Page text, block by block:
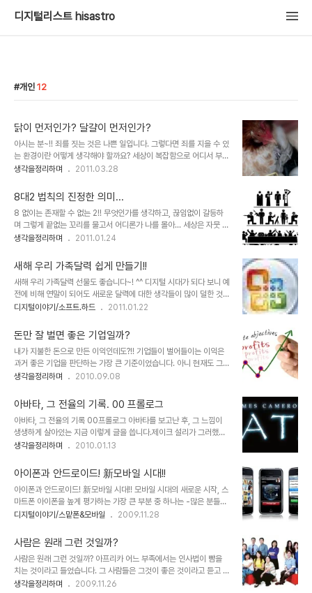
디지털리스트 hisastro
개인 12
닭이 먼저인가? 달걀이 먼저인가?
아시는 분~!! 죄를 짓는 것은 나쁜 일입니다. 그렇다면 죄를 지을 수 있
는 환경이란 어떻게 생각해야 할까요? 세상이 복잡함으로 어디서 부터
어떻게 실타래를 풀어가야 할지 쉽지 않은 답이지만, 우리는 사람이라
우의 정황에 대해 먼저 꼼꼼히 살펴야 하지 않을까 생각합니다. 이미지
출처: www.cleanerseas.com 헤게모니 세상이다 보니, 어쩌면 누
군가가 불특정 다수의 생활에 관여하고 그 불특정 다수의 생활이 여유
가 없는 환경으로 유도함으로써 불특정 다수가 무엇인가에 얽매이는
삶이 되도록 하여(돈과 같은 생활의 수단을 삶의 목표로 살아가도록
를 일입니다. 아니 어떤 ..
생각을정리하며 2011.03.28
8대2 법칙의 진정한 의미...
8 없이는 존재할 수 없는 2!! 무엇인가를 생각하고, 끊임없이 갈등하
며 그렇게 끝없는 꼬리를 물고서 어디론가 나를 몰아... 세상은 자뭇 바
쁘게 보이고, 무엇인가 대단히 중요한 것 같아 보이지만 어찌보면 지금
놓고만 있어 보입니다. 권력과 부라고 하는 두가지 자본주의가 지닌 상
징의 상호적 상관관계는 과거, 권력으로부터 부를 만드는 토대인줄 알
았고, 또 역시 실제로 그러했지만, 현재를 살아가는 우리들에게 더이상
그 권력은 부를 앞선 힘은 못되는 것 같습니다. 결국 권력과 부의 자리
는 바뀌었다고 보아야 할 듯 합니다. 부에 의해 만들어진 권력이 발휘
니다. 조정래 선생님의 소설..
생각을정리하며 2011.01.24
새해 우리 가족달력 쉽게 만들기!!
새해 우리 가족달력 선물도 좋습니다~! ^^ 디지털 시대가 되다 보니 예
전에 비해 연말이 되어도 새로운 달력에 대한 생각들이 많이 덜한 것은
사실입니다. 하지만, 노무현 대통령 기념 달력이라던지, 무한도전 등
는 적지 않아 보입니다. 또한 예전과는 다르게 나만의 달력이랄까요?
색다른 멋과 재미를 가지고 새해 달력을 만들고자 하는 마음들은 과거
보다 더하지 않나 생각됩니다. 그래서 요즘은 달력도 맞춤형으로 제작
해주는 곳들이 많이 있지요. 하지만 이렇게 별도의 돈을 들이는 것 말
고 직접 달력을 만들어 가족 친지들에게 작은 선물로 나누어 주는 것도
이 우선 어렵지 않을까 생각을..
디지털이야기/소프트.하드 2011.01.22
돈만 잘 벌면 좋은 기업일까?
내가 지불한 돈으로 만든 이익인데도?!! 기업들이 벌어들이는 이익은
과거 좋은 기업을 판단하는 가장 큰 기준이었습니다. 아니 현재도 그건
유효한 사실입니다. 그러나 기업들의 생각도, 기업을 바라보는 우리들
직도 결국은 해당 업종이 있을 것이며, 궁극적으로 기업의 구성은 사람
이 중심이라는 사실을 생각할 때... 또한 그 사람은 또다시 어느 기업엔
가 소비자라는 측면에서는 더더욱- 과연 부가가치를 높이고 많은 이익
을 창출하는 것이 궁극적인 기업의 목표가 되어야 할까요? 가끔 들려
오는 몇몇 기업들의 경영성과에 대한 발표들을 듣고 있자면 때때로 어
래를 하면서 우리 이만큼 남는다고 하..
생각을정리하며 2010.09.08
아바타, 그 전율의 기록. 00 프롤로그
아바타, 그 전율의 기록 00프롤로그 아바타를 보고난 후, 그 느낌이
생생하게 살아있는 지금 이렇게 글을 씁니다.제이크 설리가 그러했던
것처럼... 역대 흥행기록을 갈아 치울만큼 수많은 관객들이 보았고, 또
된 이유는 요 몇일 동안 개인적인 사정도 있었고, 워낙 아바타를 보고
생각한 것이 많았기에... 쉽게 정리가 되질 못했기 때문입니다. 뒤죽박
죽이었던 영화 아바타에 대한 느낌과 생각들이 이제 좀 정리가 되어 그
내용들을 여러분들과 함께하고자 글을 올려봅니다. 00 프롤로그 아바
타의 주제는 교감! 사헬루(나'비족 언어로 교감이라는 뜻)라고 할 수
두고 제이크 설리가 영..
생각을정리하며 2010.01.13
아이폰과 안드로이드! 新모바일 시대!!
아이폰과 안드로이드! 新모바일 시대!! 모바일 시대의 새로운 시작, 스
마트폰 아이폰을 높게 평가하는 가장 큰 부분 중 하나는 -많은 분들이
그렇게 생각을 하고 계시겠지만- 무엇보다도 완성도 높은 기능이며,
화를 이끌었다는 점입니다. 기존의 음성 통화가 휴대전화의 중심이었
다면, 아이폰은 무선 인터넷을 기반으로 하는 데이터통신을 이동통신
흐름의 중심으로 이끌었다는 건 누구도 부인하지 못할 중요한 사안이
라고 봅니다. 아이폰 11월28일 드디어 국내 출시 국내에서도 KT를 통
해 아이폰이 출시되면서 "담달 폰"이라는 오명은 벗었습니다. 아이폰
디지털이야기/스맡폰&모바일 2009.11.28
사람은 원래 그런 것일까?
사람은 원래 그런 것일까? 아프리카 어느 부족에서는 인사법이 뺨을
치는 것이라고 들었습니다. 그 사람들은 그것이 좋은 것이라고 듣고 보
며 시간의 위로부터 현재까지 그렇게 이어져 그런 전통이 있는 그 곳에
생각을정리하며 2009.11.26